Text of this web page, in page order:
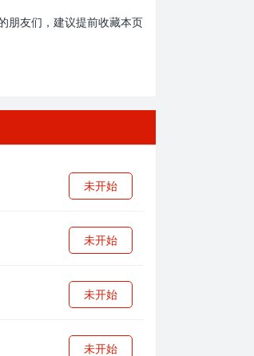
朋友们，建议提前收藏本页
未开始
未开始
未开始
未开始